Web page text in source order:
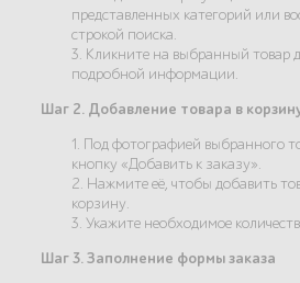
представленных категорий или
строкой поиска.
3. Кликните на выбранный товар
подробной информации.
Шаг 2. Добавление товара в
1. Под фотографией выбранного
кнопку «Добавить к заказу».
2. Нажмите её, чтобы добавить
корзину.
3. Укажите необходимое
Шаг 3. Заполнение формы заказа